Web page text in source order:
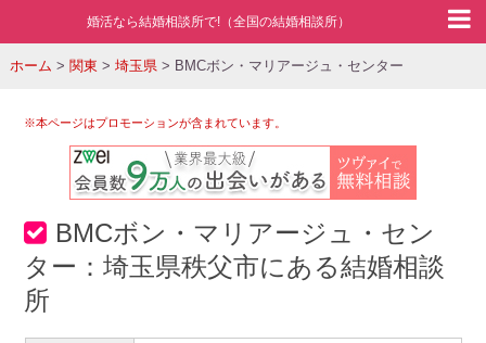
婚活なら結婚相談所で!（全国の結婚相談所）
ホーム > 関東 > 埼玉県> BMCボン・マリアージュ・センター
※本ページはプロモーションが含まれています。
BMCボン・マリアージュ・セン
ター：埼玉県秩父市にある結婚相談
所